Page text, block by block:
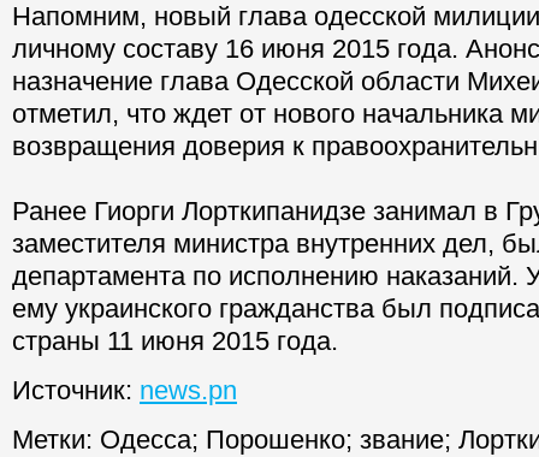
Напомним, новый глава одесской
личному составу 16 июня 2015 года.
назначение глава Одесской области
отметил, что ждет от нового начальника
возвращения доверия к
Ранее Гиорги Лорткипанидзе занимал в
заместителя министра внутренних дел,
департамента по исполнению наказаний.
ему украинского гражданства был
страны 11 июня 2015 года.
Источник: news.pn
Метки: Одесса; Порошенко; звание;